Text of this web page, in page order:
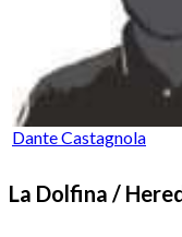
Dante Castagnola
La Dolfina /